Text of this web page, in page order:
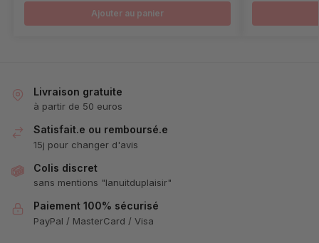
Ajouter au panier
Livraison gratuite
à partir de 50 euros
Satisfait.e ou remboursé.e
15j pour changer d'avis
Colis discret
sans mentions "lanuitduplaisir"
Paiement 100% sécurisé
PayPal / MasterCard / Visa